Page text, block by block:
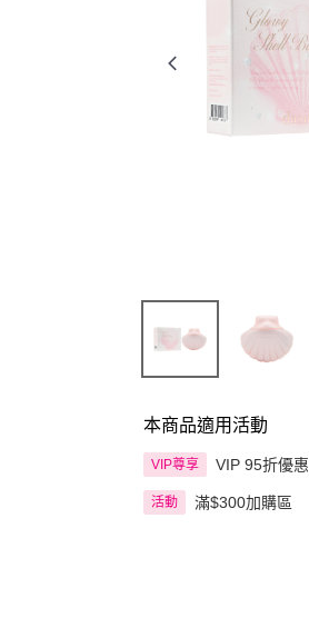
本商品適用活動
VIP尊享 VIP 95折優惠
活動 滿$300加購區